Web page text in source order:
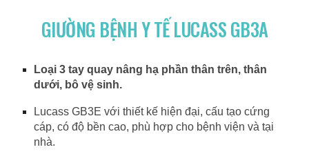
GIƯỜNG BỆNH Y TẾ LUCASS GB3A
Loại 3 tay quay nâng hạ phần thân trên, thân
dưới, bô vệ sinh.
Lucass GB3E với thiết kế hiện đại, cấu tạo cứng
cáp, có độ bền cao, phù hợp cho bệnh viện và tại
nhà.